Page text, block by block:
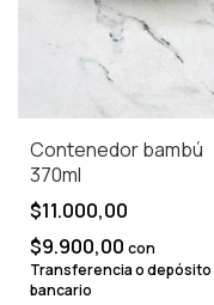
Contenedor bambú
370ml
$11.000,00
$9.900,00 con
Transferencia o depósito
bancario